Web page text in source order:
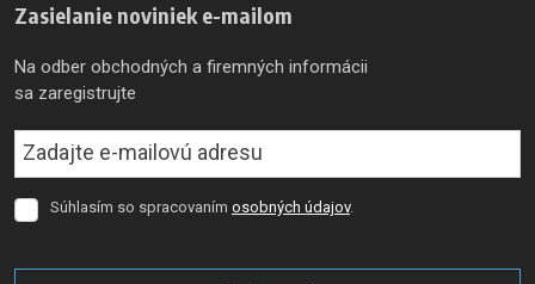
Zasielanie noviniek e-mailom
Na odber obchodných a firemných informácii
sa zaregistrujte
Súhlasím
osobných
Súhlasím so spracovaním osobných údajov.